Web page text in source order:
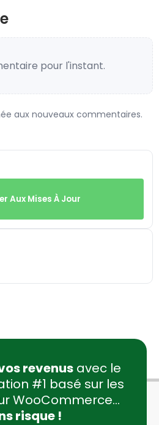
pour l'instant.
aux nouveaux commentaires.
Aux Mises À Jour
revenus avec le
#1 basé sur les
WooCommerce...
risque !